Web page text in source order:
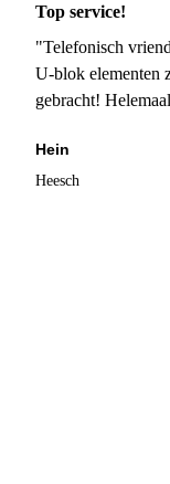
Top service!
"Telefonisch
U-blok elementen
gebracht!
Hein
Heesch